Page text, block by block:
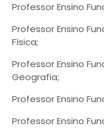
Professor Ensino
Professor Ensino
Física;
Professor Ensino
Geografia;
Professor Ensino
Professor Ensino